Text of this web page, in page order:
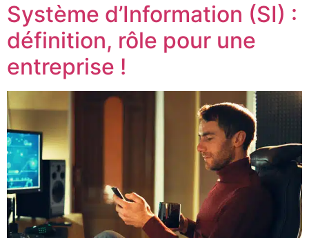
Système d’Information (SI) :
définition, rôle pour une
entreprise !